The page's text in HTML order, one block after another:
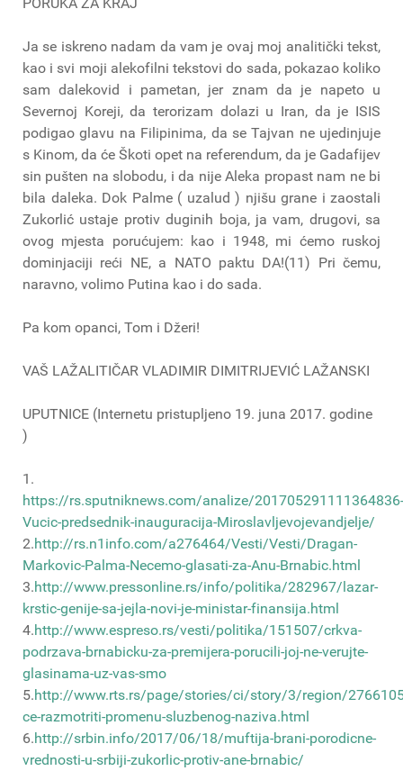
Ja se iskreno nadam da vam je ovaj moj analitički tekst,
kao i svi moji alekofilni tekstovi do sada, pokazao koliko
sam dalekovid i pametan, jer znam da je napeto u
Severnoj Koreji, da terorizam dolazi u Iran, da je ISIS
podigao glavu na Filipinima, da se Tajvan ne ujedinjuje
s Kinom, da će Škoti opet na referendum, da je Gadafijev
sin pušten na slobodu, i da nije Aleka propast nam ne bi
bila daleka. Dok Palme ( uzalud ) njišu grane i zaostali
Zukorlić ustaje protiv duginih boja, ja vam, drugovi, sa
ovog mjesta porućujem: kao i 1948, mi ćemo ruskoj
dominjaciji reći NE, a NATO paktu DA!(11) Pri čemu,
naravno, volimo Putina kao i do sada.
Pa kom opanci, Tom i Džeri!
VAŠ LAŽALITIČAR VLADIMIR DIMITRIJEVIĆ LAŽANSKI
UPUTNICE (Internetu pristupljeno 19. juna 2017. godine
)
1.
https://rs.sputniknews.com/analize/201705291111364836-
Vucic-predsednik-inauguracija-Miroslavljevojevandjelje/
2.http://rs.n1info.com/a276464/Vesti/Vesti/Dragan-
Markovic-Palma-Necemo-glasati-za-Anu-Brnabic.html
3.http://www.pressonline.rs/info/politika/282967/lazar-
krstic-genije-sa-jejla-novi-je-ministar-finansija.html
4.http://www.espreso.rs/vesti/politika/151507/crkva-
podrzava-brnabicku-za-premijera-porucili-joj-ne-verujte-
glasinama-uz-vas-smo
5.http://www.rts.rs/page/stories/ci/story/3/region/
ce-razmotriti-promenu-sluzbenog-naziva.html
6.http://srbin.info/2017/06/18/muftija-brani-porodicne-
vrednosti-u-srbiji-zukorlic-protiv-ane-brnabic/